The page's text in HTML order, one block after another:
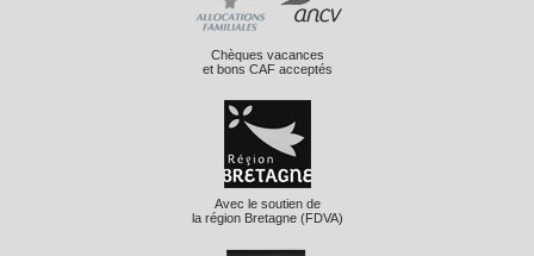
Chèques vacances
et bons CAF acceptés
Avec le soutien de
la région Bretagne (FDVA)